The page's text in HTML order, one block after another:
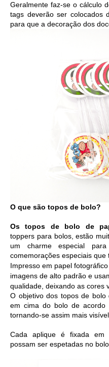
Geralmente faz-se o cálculo
tags deverão ser colocados
para que a decoração dos
O que são topos de bolo?
Os topos de bolo de
toppers para bolos, estão
um charme especial
comemorações especiais que
Impresso em papel
imagens de alto padrão e
qualidade, deixando as cores
O objetivo dos topos de
em cima do bolo de acordo
tornando-se assim mais
Cada aplique é fixada em
possam ser espetadas no